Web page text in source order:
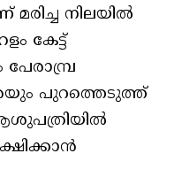
മരിച്ച നിലയിൽ
കേട്ട്
പുറത്തെടുത്ത്